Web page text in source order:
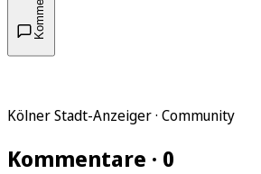
Kölner Stadt-Anzeiger · Community
Kommentare · 0